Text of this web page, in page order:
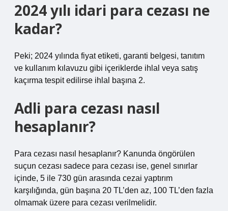
2024 yılı idari para cezası ne
kadar?
Peki; 2024 yılında fiyat etiketi, garanti belgesi, tanıtım
ve kullanım kılavuzu gibi içeriklerde ihlal veya satış
kaçırma tespit edilirse ihlal başına 2.
Adli para cezası nasıl
hesaplanır?
Para cezası nasıl hesaplanır? Kanunda öngörülen
suçun cezası sadece para cezası ise, genel sınırlar
içinde, 5 ile 730 gün arasında cezai yaptırım
karşılığında, gün başına 20 TL’den az, 100 TL’den fazla
olmamak üzere para cezası verilmelidir.